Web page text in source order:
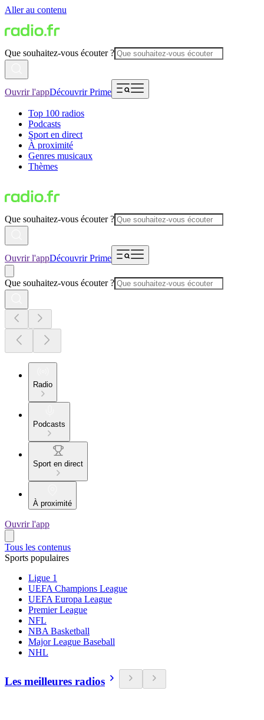
Aller au contenu
Que souhaitez-vous écouter ?
Ouvrir l'appDécouvrir Prime
Top 100 radios
Podcasts
Sport en direct
À proximité
Genres musicaux
Thèmes
Que souhaitez-vous écouter ?
Ouvrir l'appDécouvrir Prime
Que souhaitez-vous écouter ?
Radio
Podcasts
Sport en direct
À proximité
Ouvrir l'app
Tous les contenus
Sports populaires
Ligue 1
UEFA Champions League
UEFA Europa League
Premier League
NFL
NBA Basketball
Major League Baseball
NHL
Les meilleures radios